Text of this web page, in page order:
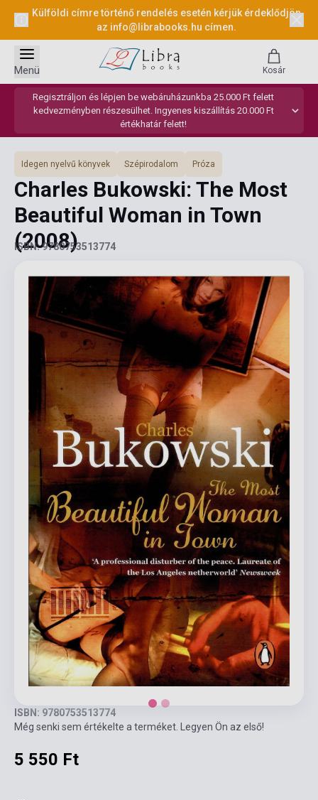
Külföldi címre történő rendelés esetén kérjük érdeklődjön
az info@librabooks.hu címen.
Regisztráljon és lépjen be webáruházunkba 25.000 Ft felett
kedvezményben részesülhet. Ingyenes kiszállítás 20.000 Ft
értékhatár felett!
Menü Kosár
Idegen nyelvű könyvek Szépirodalom Próza
Charles Bukowski: The Most
Beautiful Woman in Town
(2008)
ISBN: 9780753513774
ISBN: 9780753513774
Még senki sem értékelte a terméket. Legyen Ön az első!
5 550 Ft